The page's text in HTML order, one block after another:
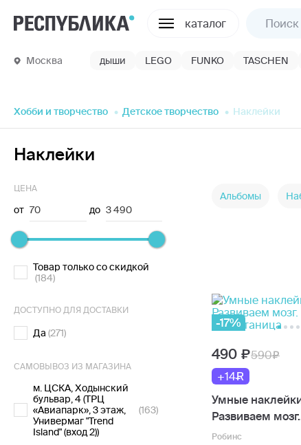
каталог
Москва дыши LEGO FUNKO TASCHEN
Хобби и творчество Детское творчество Наклейки
Наклейки
ЦЕНА
от 70 до 3 490
Товар только со скидкой
(184)
ДОСТУПНО ДЛЯ ДОСТАВКИ
Да (271)
САМОВЫВОЗ ИЗ МАГАЗИНА
м. ЦСКА, Ходынский
бульвар, 4 (ТРЦ
«Авиапарк», 3 этаж,
Универмаг "Trend
Island" (вход 2))
(163)
Альбомы
-17%
490
590
+14
Умные
Развиваем мозг.
Зоопутаница
Робинс